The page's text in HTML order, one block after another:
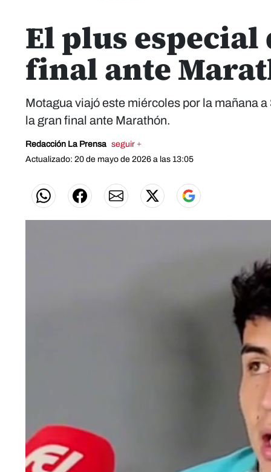
El plus especial
final ante
Motagua viajó este miércoles por la mañana
la gran final ante Marathón.
Redacción La Prensa seguir +
Actualizado: 20 de mayo de 2026 a las 13:05